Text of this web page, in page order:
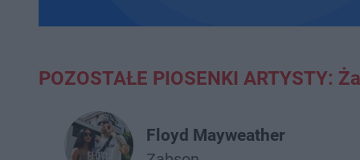
POZOSTAŁE PIOSENKI ARTYSTY:
Floyd Mayweather